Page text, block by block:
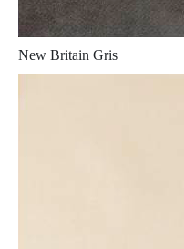
New Britain Gris